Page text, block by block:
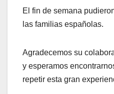
El fin de semana
las familias españolas.
Agradecemos su
y esperamos
repetir esta gran